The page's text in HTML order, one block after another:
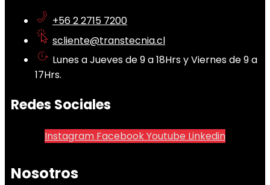
+56 2 2715 7200
scliente@transtecnia.cl
Lunes a Jueves de 9 a 18Hrs y Viernes de 9 a
17Hrs.
Redes Sociales
Instagram FacebookYoutube Linkedin
Nosotros